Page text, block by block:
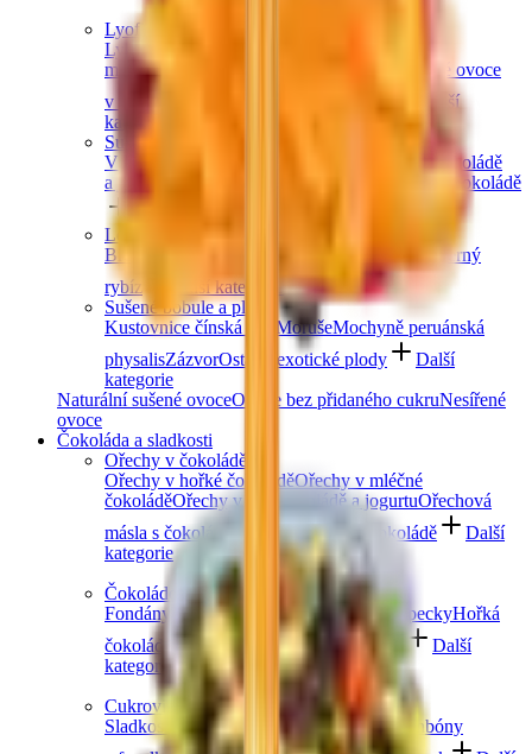
Lyofilizované ovoce
Lyofilizované jahody
malinyLyofilizovaný mix ovoce
Lyofilizované ovoce
v čokoládě
Ostatní lyofilizované ovoce
Další
kategorie
Sušené ovoce v čokoládě
V hořké čokoládě
V bílé čokoládě
a jogurtu
Jablečné trubičky máčené v čokoládě
Další kategorie
Lesní ovoce
Brusinky a borůvky
Maliny OstružinyČerný
rybíz
Další kategorie
Sušené bobule a plody
Kustovnice čínská goji
MorušeMochyně peruánská
physalisZázvorOstatní exotické plody
Další
kategorie
Naturální sušené ovoceOvoce bez přidaného cukruNesířené
ovoce
Čokoláda a sladkosti
Ořechy v čokoládě
Ořechy v hořké čokoláděOřechy v mléčné
čokoláděOřechy v bílé čokoládě a jogurtuOřechová
másla s čokoládou
Ořechový mix v čokoládě
Další
kategorie
Čokoládové mlsání
Fondány a nugáty
Čokoládové hrudky a peckyHořká
čokoláda Mléčná čokoláda Bílá čokoláda
Další
kategorie
Cukrovinky a želé
Sladkosti bez cukru
Slaný karamelŽelé bonbóny